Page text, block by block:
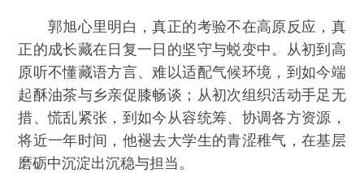
郭旭心里明白，真正的考验不在高原反应，真
正的成长藏在日复一日的坚守与蜕变中。从初到高
原听不懂藏语方言、难以适配气候环境，到如今端
起酥油茶与乡亲促膝畅谈；从初次组织活动手足无
措、慌乱紧张，到如今从容统筹、协调各方资源，
将近一年时间，他褪去大学生的青涩稚气，在基层
磨砺中沉淀出沉稳与担当。